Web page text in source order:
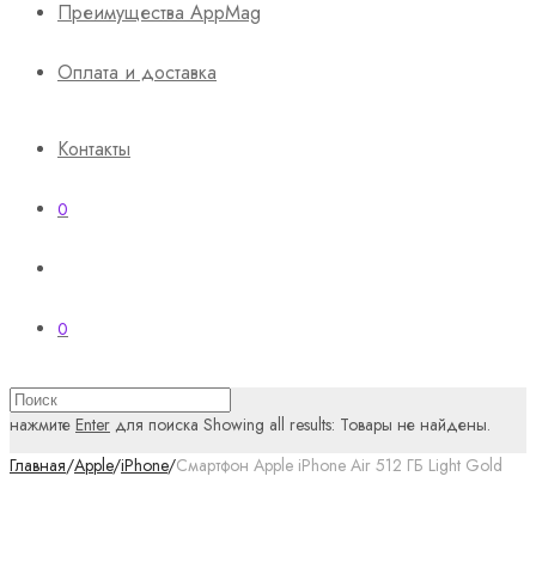
Преимущества AppMag
Оплата и доставка
Контакты
0
0
нажмите Enter для поиска Showing all results: Товары не найдены.
Главная/Apple/iPhone/Смартфон Apple iPhone Air 512 ГБ Light Gold